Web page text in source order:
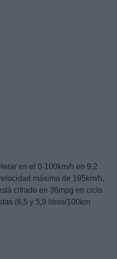
en el 0-100km/h en 9,2
máxima de 195km/h,
cifrado en 36mpg en ciclo
(6,5 y 5,9 litros/100km